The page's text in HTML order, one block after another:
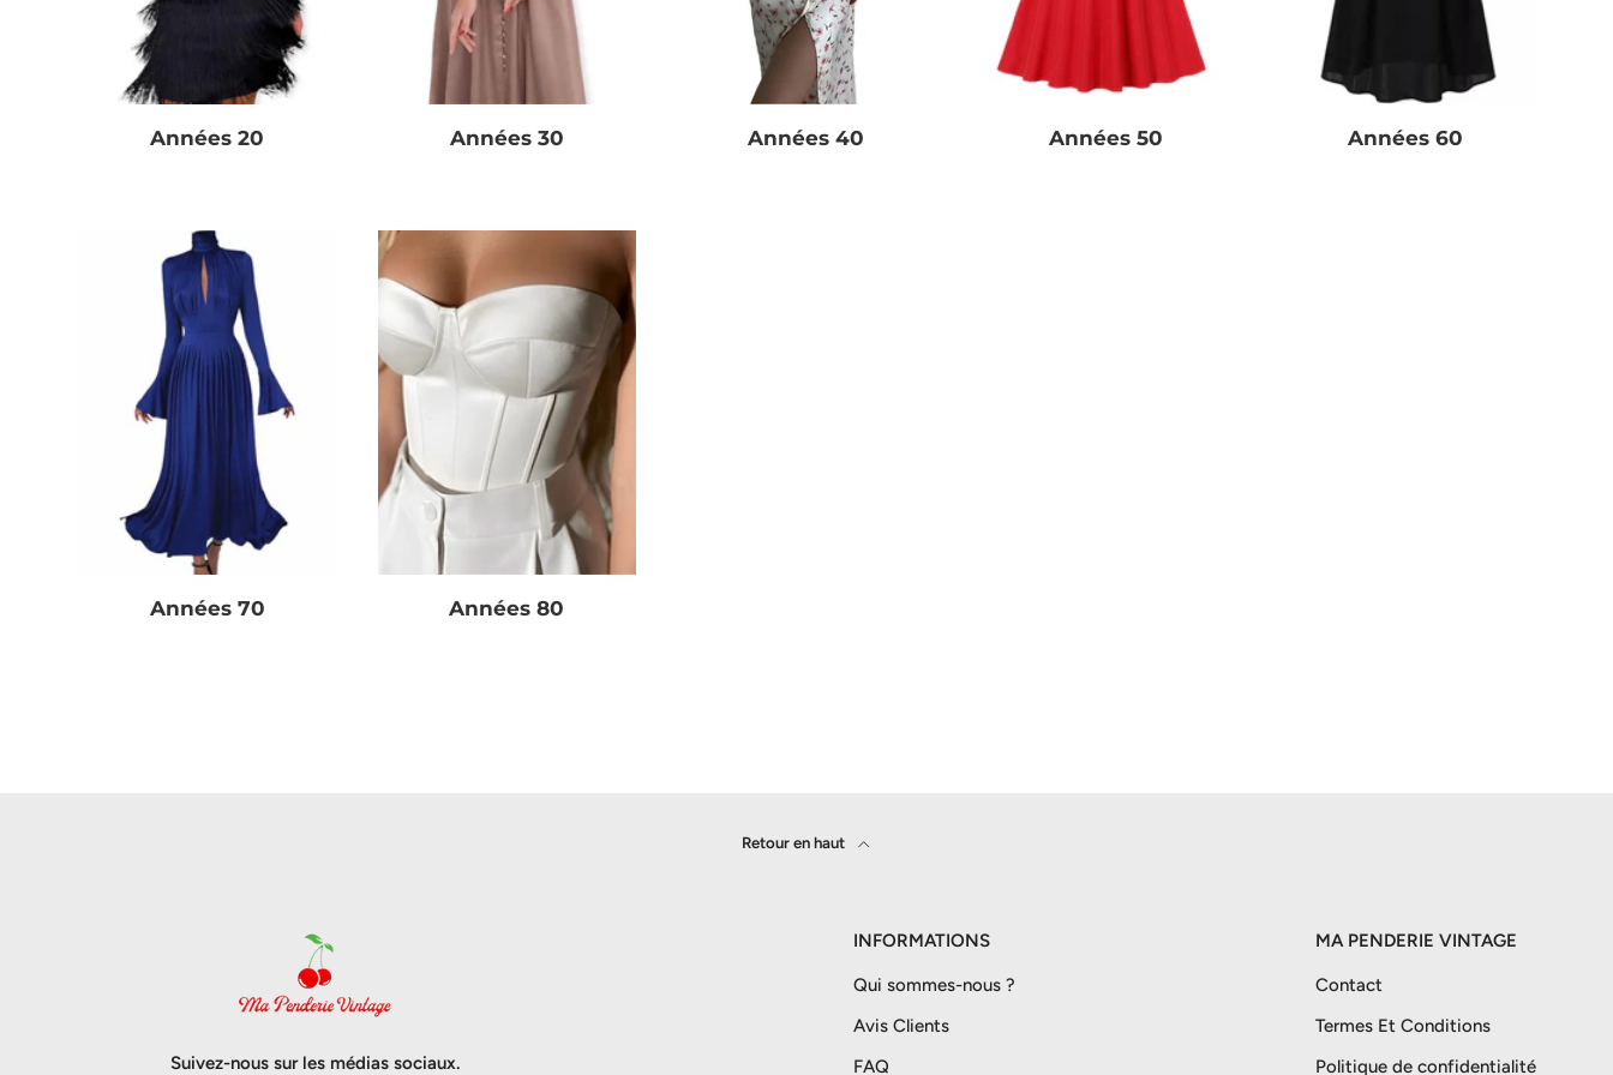
Années 20 Années 30 Années 40 Années 50 Années 60
Années 70 Années 80
Retour en haut
Suivez-nous sur les médias sociaux.
INFORMATIONS
Qui sommes-nous ?
Avis Clients
FAQ
MA PENDERIE VINTAGE
Contact
Termes Et Conditions
Politique de confidentialité